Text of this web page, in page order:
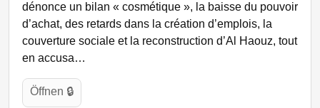
dénonce un bilan « cosmétique », la baisse du pouvoir
d’achat, des retards dans la création d’emplois, la
couverture sociale et la reconstruction d’Al Haouz, tout
en accusa…
Öffnen 🔒